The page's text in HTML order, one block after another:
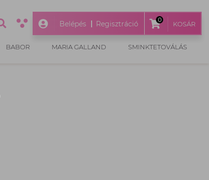
Belépés Regisztráció 0
KOSÁR
BABOR MARIA GALLAND SMINKTETOVÁLÁS